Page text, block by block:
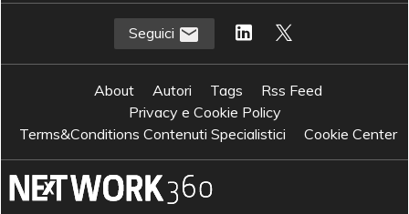
Seguici
About Autori Tags
Rss Feed
Privacy e Cookie Policy
Terms&Conditions Contenuti Specialistici
Cookie Center